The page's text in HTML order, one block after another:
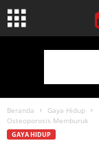
Beranda Gaya Hidup
Osteoporosis Memburuk
GAYA HIDUP